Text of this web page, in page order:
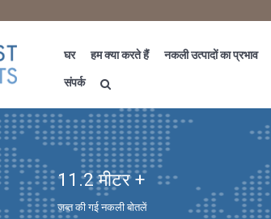
घर हम क्या करते हैं नकली उत्पादों का प्रभाव
संपर्क
11.2 मीटर +
जब्त की गई नकली बोतलें